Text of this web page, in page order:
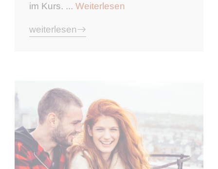
im Kurs. ... Weiterlesen
weiterlesen